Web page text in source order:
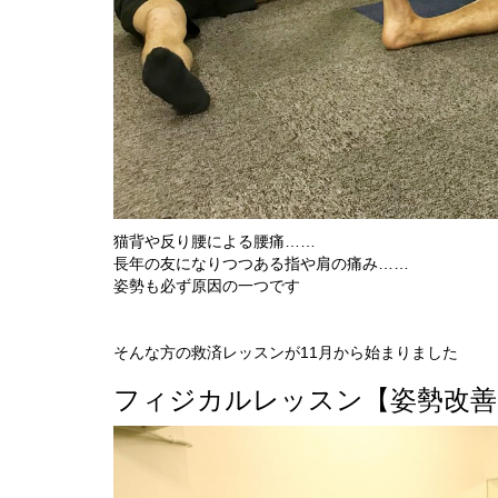
猫背や反り腰による腰痛……
長年の友になりつつある指や肩の痛み……
姿勢も必ず原因の一つです
そんな方の救済レッスンが11月から始まりました
フィジカルレッスン【姿勢改